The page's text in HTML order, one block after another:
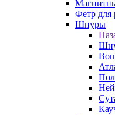
Фетр для
Шнуры